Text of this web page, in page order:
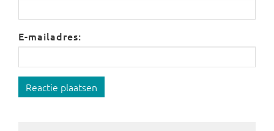
E-mailadres:
Reactie plaatsen